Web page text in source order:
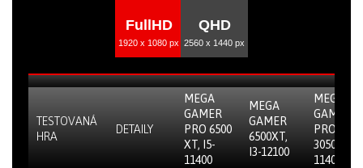
FullHD
1920 x 1080 px
QHD
2560 x 1440 px
TESTOVANÁ
HRA
DETAILY
MEGA
GAMER
PRO 6500
XT, I5-
11400
MEGA
GAMER
6500XT,
I3-12100
MEGA
GAMER
PRO
3050, I5-
11400